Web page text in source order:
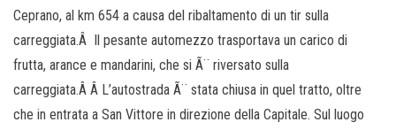
Ceprano, al km 654 a causa del ribaltamento di un tir sulla
carreggiata.Â Il pesante automezzo trasportava un carico di
frutta, arance e mandarini, che si Ã¨ riversato sulla
carreggiata.Â Â L’autostrada Ã¨ stata chiusa in quel tratto, oltre
che in entrata a San Vittore in direzione della Capitale. Sul luogo